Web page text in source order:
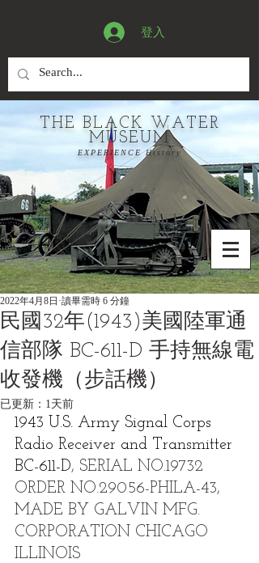
登入
THE BLACK WATER
MUSEUM
EXPERIENCE History
民國32年(1943)美國陸軍通
信部隊 BC-611-D 手持無線電
收發機（步話機）
2022年4月8日 讀畢需時 6 分鐘
已更新： 1天前
1943 U.S. Army Signal Corps
Radio Receiver and Transmitter
BC-611-D, SERIAL NO.19732
ORDER NO.29056-PHILA-43,
MADE BY GALVIN MFG.
CORPORATION CHICAGO
ILLINOIS